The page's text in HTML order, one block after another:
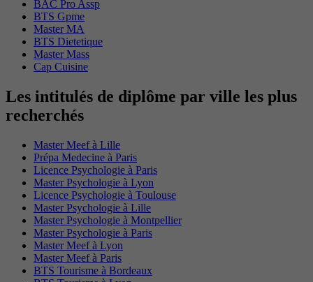
BAC Pro Assp
BTS Gpme
Master MA
BTS Dietetique
Master Mass
Cap Cuisine
Les intitulés de diplôme par ville les plus
recherchés
Master Meef à Lille
Prépa Medecine à Paris
Licence Psychologie à Paris
Master Psychologie à Lyon
Licence Psychologie à Toulouse
Master Psychologie à Lille
Master Psychologie à Montpellier
Master Psychologie à Paris
Master Meef à Lyon
Master Meef à Paris
BTS Tourisme à Bordeaux